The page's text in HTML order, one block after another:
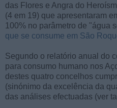
das Flores e Angra do
(4 em 19) que apresentaram
100% no parâmetro de "água
que se consume em São
Segundo o relatório anual do
para consumo humano nos
destes quatro concelhos
(sinónimo da excelência da
das análises efectuadas (ver